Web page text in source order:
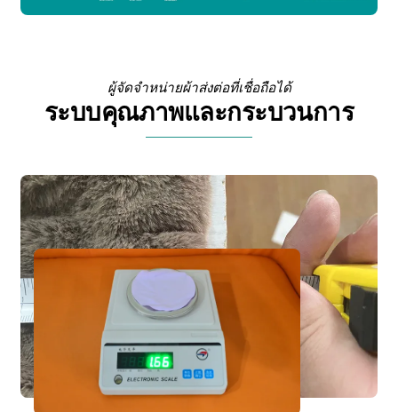
ผู้จัดจำหน่ายผ้าส่งต่อที่เชื่อถือได้
ระบบคุณภาพและกระบวนการ